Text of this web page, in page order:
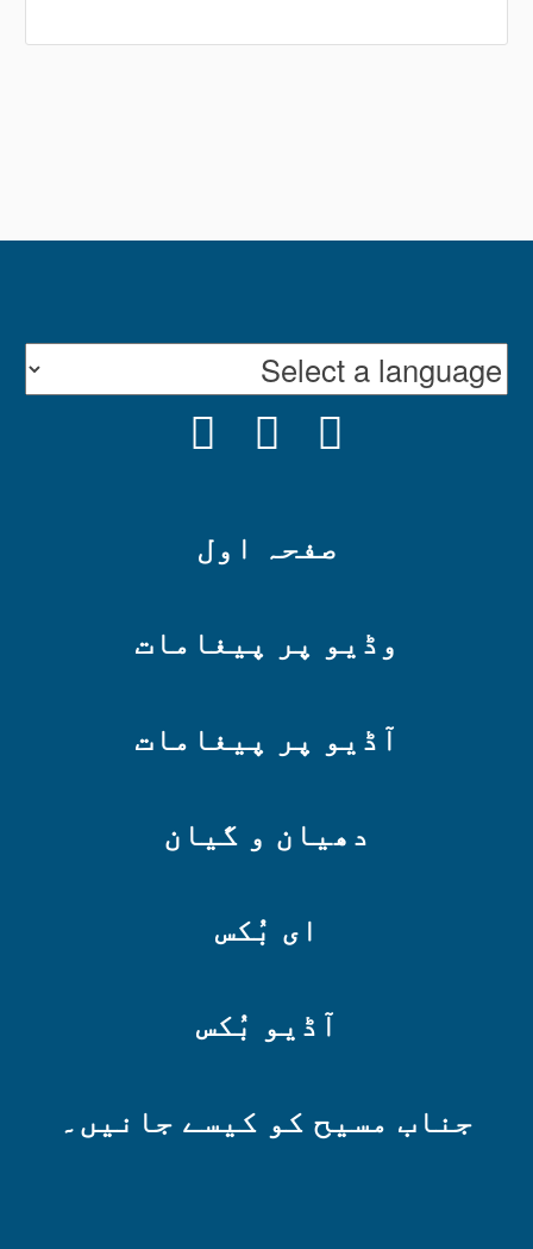
صفحہ اول
وڈیو پر پیغامات
آڈیو پر پیغامات
دھیان و گیان
ای بُکس
آڈیو بُکس
جناب مسیح کو کیسے جانیں۔